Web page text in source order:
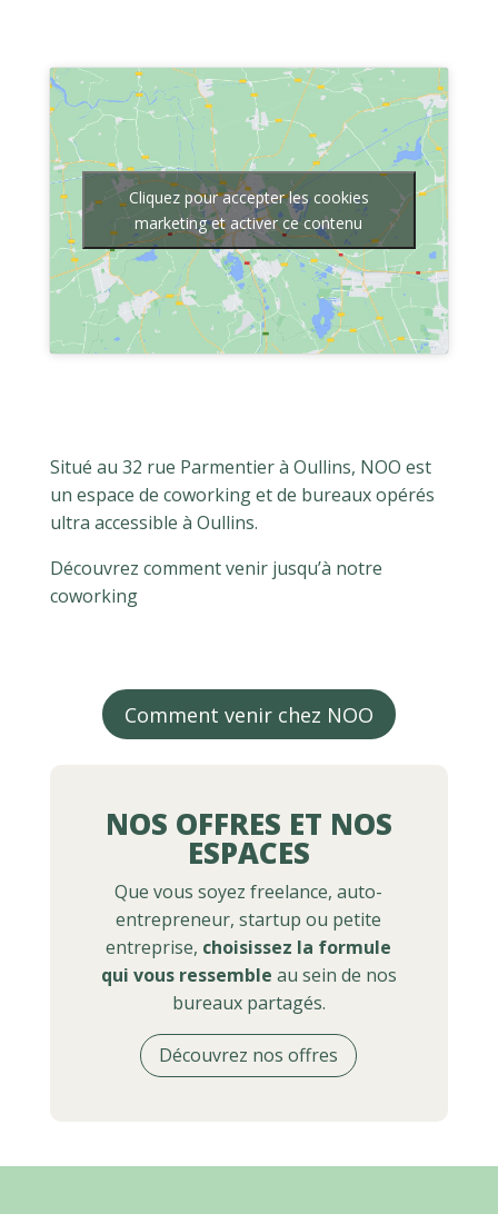
Cliquez pour accepter les cookies
marketing et activer ce contenu
Situé au 32 rue Parmentier à Oullins, NOO est
un espace de coworking et de bureaux opérés
ultra accessible à Oullins.
Découvrez comment venir jusqu’à notre
coworking
Comment venir chez NOO
NOS OFFRES ET NOS
ESPACES
Que vous soyez freelance, auto-
entrepreneur, startup ou petite
entreprise, choisissez la formule
qui vous ressemble au sein de nos
bureaux partagés.
Découvrez nos offres